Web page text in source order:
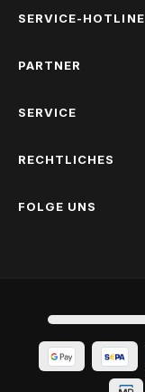
SERVICE-HOTLINE
PARTNER
SERVICE
RECHTLICHES
FOLGE UNS